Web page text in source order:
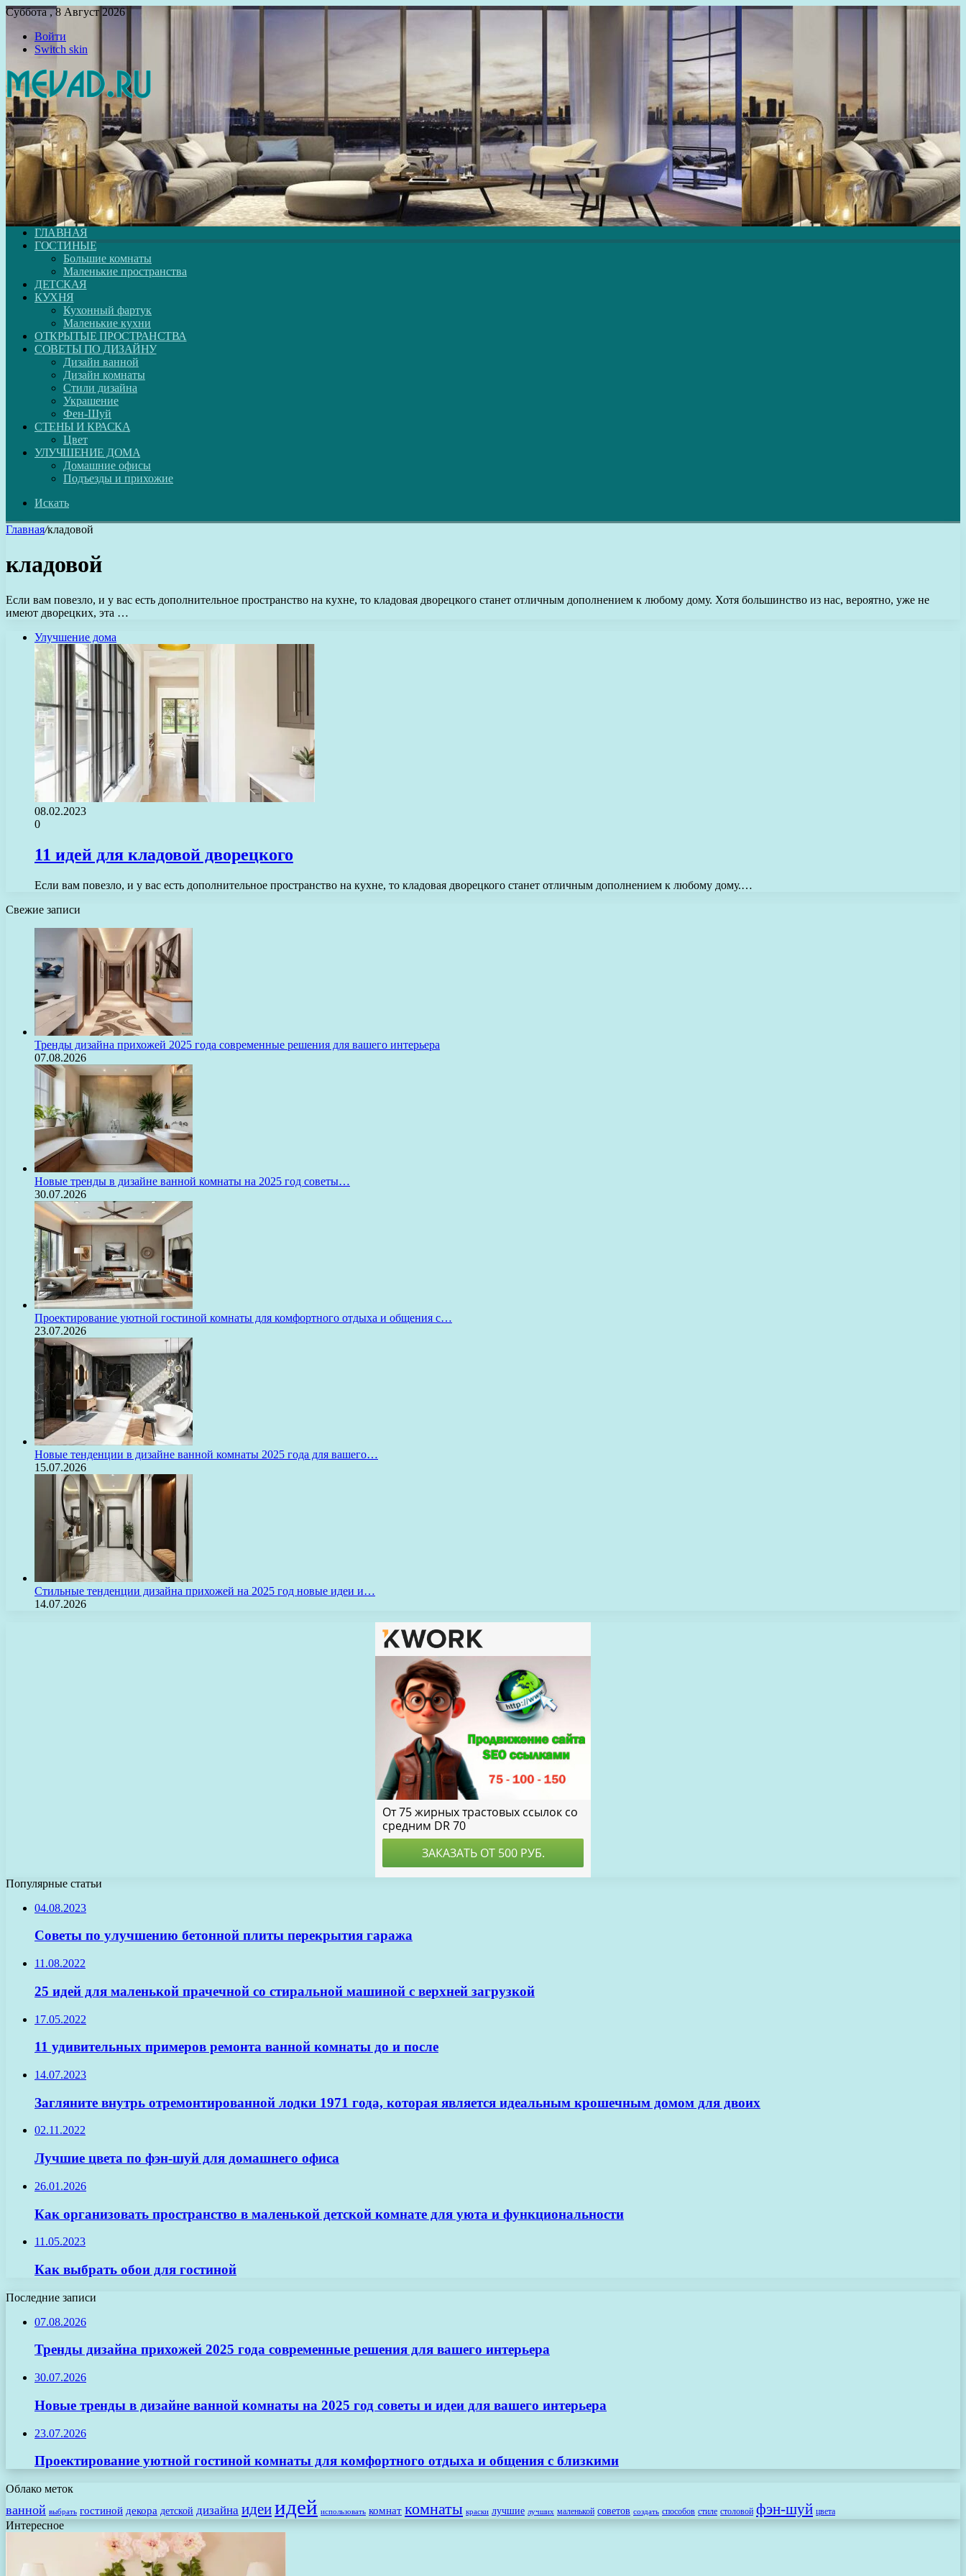
Суббота , 8 Август 2026
Войти
Switch skin
ГЛАВНАЯ
ГОСТИНЫЕ
Большие комнаты
Маленькие пространства
ДЕТСКАЯ
КУХНЯ
Кухонный фартук
Маленькие кухни
ОТКРЫТЫЕ ПРОСТРАНСТВА
СОВЕТЫ ПО ДИЗАЙНУ
Дизайн ванной
Дизайн комнаты
Стили дизайна
Украшение
Фен-Шуй
СТЕНЫ И КРАСКА
Цвет
УЛУЧШЕНИЕ ДОМА
Домашние офисы
Подъезды и прихожие
Искать
Главная/кладовой
кладовой
Если вам повезло, и у вас есть дополнительное пространство на кухне, то кладовая дворецкого станет отличным дополнением к любому дому. Хотя большинство из нас, вероятно, уже не
имеют дворецких, эта …
Улучшение дома
08.02.2023
0
11 идей для кладовой дворецкого
Если вам повезло, и у вас есть дополнительное пространство на кухне, то кладовая дворецкого станет отличным дополнением к любому дому.…
Свежие записи
Тренды дизайна прихожей 2025 года современные решения для вашего интерьера
07.08.2026
Новые тренды в дизайне ванной комнаты на 2025 год советы…
30.07.2026
Проектирование уютной гостиной комнаты для комфортного отдыха и общения с…
23.07.2026
Новые тенденции в дизайне ванной комнаты 2025 года для вашего…
15.07.2026
Стильные тенденции дизайна прихожей на 2025 год новые идеи и…
14.07.2026
Популярные статьи
04.08.2023
Советы по улучшению бетонной плиты перекрытия гаража
11.08.2022
25 идей для маленькой прачечной со стиральной машиной с верхней загрузкой
17.05.2022
11 удивительных примеров ремонта ванной комнаты до и после
14.07.2023
Загляните внутрь отремонтированной лодки 1971 года, которая является идеальным крошечным домом для двоих
02.11.2022
Лучшие цвета по фэн-шуй для домашнего офиса
26.01.2026
Как организовать пространство в маленькой детской комнате для уюта и функциональности
11.05.2023
Как выбрать обои для гостиной
Последние записи
07.08.2026
Тренды дизайна прихожей 2025 года современные решения для вашего интерьера
30.07.2026
Новые тренды в дизайне ванной комнаты на 2025 год советы и идеи для вашего интерьера
23.07.2026
Проектирование уютной гостиной комнаты для комфортного отдыха и общения с близкими
Облако меток
ванной выбрать гостиной декора детской дизайна идеиидей использовать комнат комнаты краски лучшие лучших маленькой советов создать способов стиле столовой фэн-шуй цвета
Интересное